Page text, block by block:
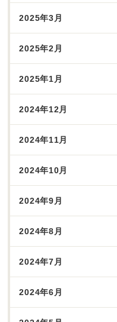
2025年3月
2025年2月
2025年1月
2024年12月
2024年11月
2024年10月
2024年9月
2024年8月
2024年7月
2024年6月